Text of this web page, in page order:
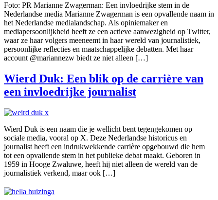
Foto: PR Marianne Zwagerman: Een invloedrijke stem in de
Nederlandse media Marianne Zwagerman is een opvallende naam in
het Nederlandse medialandschap. Als opiniemaker en
mediapersoonlijkheid heeft ze een actieve aanwezigheid op Twitter,
waar ze haar volgers meeneemt in haar wereld van journalistiek,
persoonlijke reflecties en maatschappelijke debatten. Met haar
account @mariannezw biedt ze niet alleen […]
Wierd Duk: Een blik op de carrière van
een invloedrijke journalist
Wierd Duk is een naam die je wellicht bent tegengekomen op
sociale media, vooral op X. Deze Nederlandse historicus en
journalist heeft een indrukwekkende carrière opgebouwd die hem
tot een opvallende stem in het publieke debat maakt. Geboren in
1959 in Hooge Zwaluwe, heeft hij niet alleen de wereld van de
journalistiek verkend, maar ook […]